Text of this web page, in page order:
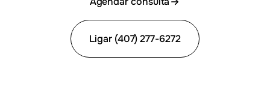
Ligar (407) 277-6272